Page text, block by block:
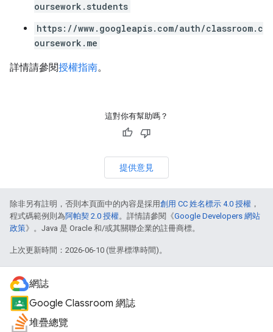
oursework.students
https://www.googleapis.com/auth/classroom.c
oursework.me
詳情請參閱授權指南。
這對你有幫助嗎？
提供意見
除非另有註明，否則本頁面中的內容是採用創用 CC 姓名標示 4.0 授權 ，
程式碼範例則為阿帕契 2.0 授權。詳情請參閱《Google Developers 網站
政策》。Java 是 Oracle 和/或其關聯企業的註冊商標。
上次更新時間：2026-06-10 (世界標準時間)。
網誌
Google Classroom 網誌
堆疊總覽